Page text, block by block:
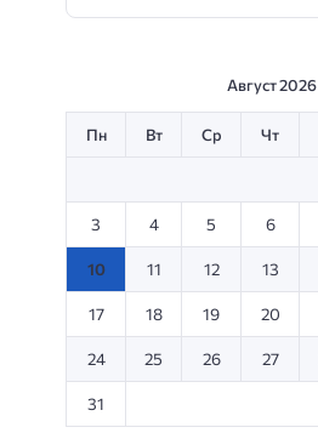
Август 2026
Пн Вт Ср Чт
3 4 5 6
10 11 12 13
17 18 19 20
24 25 26 27
31